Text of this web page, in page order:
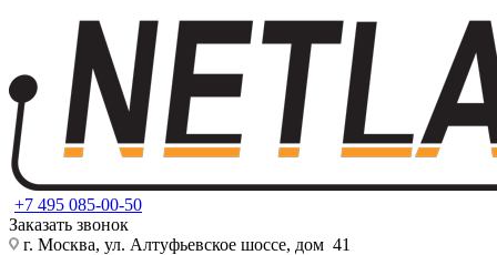
+7 495 085-00-50
Заказать звонок
г. Москва, ул. Алтуфьевское шоссе, дом 41